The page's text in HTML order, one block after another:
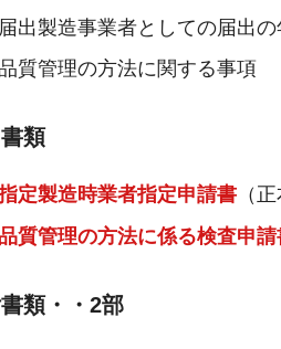
届出製造事業者としての届出の
品質管理の方法に関する事項
類
定製造時業者指定申請書（
品質管理の方法に係る検査申請
類・・2部